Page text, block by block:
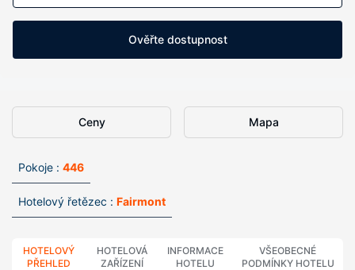
Ověřte dostupnost
Ceny Mapa
Pokoje : 446
Hotelový řetězec : Fairmont
HOTELOVÝ
PŘEHLED
HOTELOVÁ
ZAŘÍZENÍ
INFORMACE
HOTELU
VŠEOBECNÉ
PODMÍNKY HOTELU